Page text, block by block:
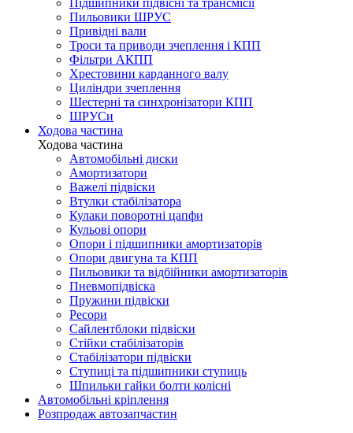
Підшипники підвісні та трансмісії
Пильовики ШРУС
Привідні вали
Троси та приводи зчеплення і КПП
Фільтри АКПП
Хрестовини карданного валу
Циліндри зчеплення
Шестерні та синхронізатори КПП
ШРУСи
Ходова частина
Ходова частина
Автомобільні диски
Амортизатори
Важелі підвіски
Втулки стабілізатора
Кулаки поворотні цапфи
Кульові опори
Опори і підшипники амортизаторів
Опори двигуна та КПП
Пильовики та відбійники амортизаторів
Пневмопідвіска
Пружини підвіски
Ресори
Сайлентблоки підвіски
Стійки стабілізаторів
Стабілізатори підвіски
Ступиці та підшипники ступиць
Шпильки гайки болти колісні
Автомобільні кріплення
Розпродаж автозапчастин